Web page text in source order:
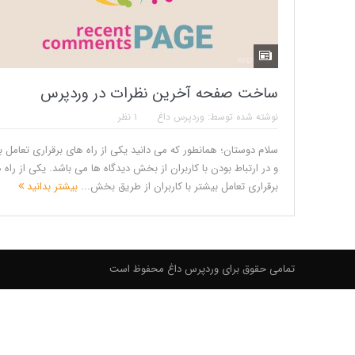
ساخت صفحه آخرین نظرات در وردپرس
نوشته شده توسط: وردپرس داغ ۱ نظر
سلام دوستان؛ همانطور که می دانید یکی از راه های برقراری تعامل
و در ارتباط بودن با کاربران از بخش دیدگاه ها می باشد. یکی از
برقراری تعامل بیشتر با کاربران از طریق بخش...بیشتر بدانید
تمامی حقوق برای وردپرس داغ محفوظ است